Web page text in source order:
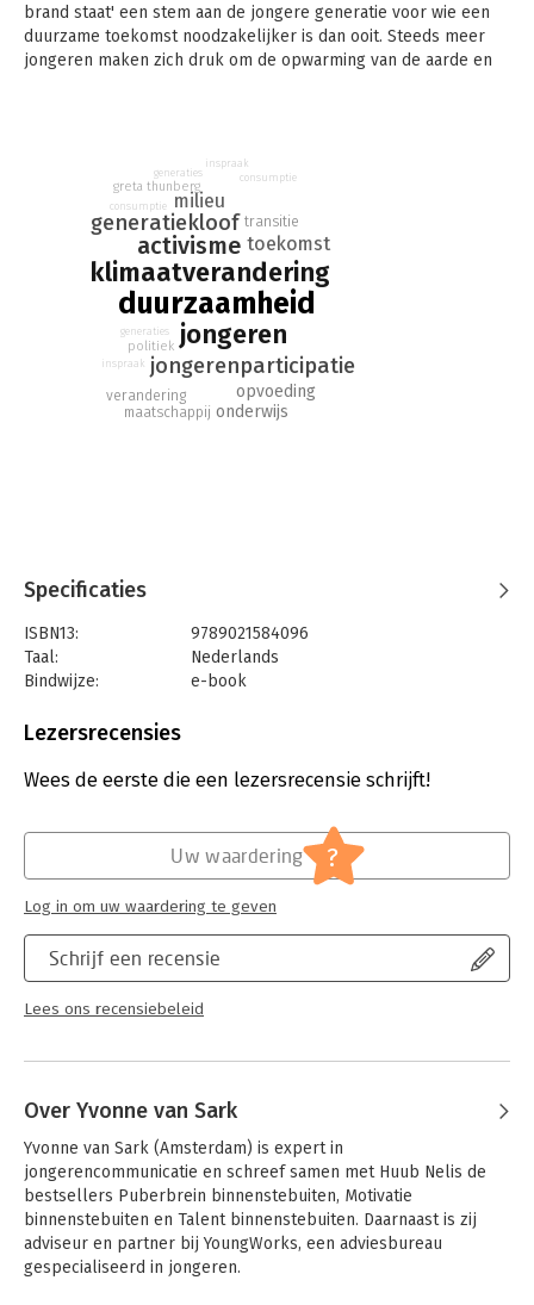
brand staat' een stem aan de jongere generatie voor wie een
duurzame toekomst noodzakelijker is dan ooit. Steeds meer
jongeren maken zich druk om de opwarming van de aarde en
willen voor duurzaamheid? In dit boek staan inzichten,
voorbeelden en handvatten voor ouders, docenten en
professionals over hoe met jongeren het gesprek aan te gaan,
hoe van en mét ze te leren. Met portretten van jonge
voorlopers op het gebied van duurzaamheid.
duurzaamheid
klimaatverandering
jongeren
activisme
jongerenparticipatie
generatiekloof
milieu
toekomst
opvoeding
onderwijs
maatschappij
transitie
verandering
politiek
greta thunberg
generaties
inspraak
consumptie
generaties
inspraak
consumptie
Specificaties
ISBN13:
9789021584096
Taal:
Nederlands
Bindwijze:
e-book
Bestandsformaat:
Uitgever:
Kosmos Uitgevers
Gezondheid
Lezersrecensies
Wees de eerste die een lezersrecensie schrijft!
Schrijf een recensie
Lees ons recensiebeleid
Uw waardering ?
Log in om uw waardering te geven
Over Yvonne van Sark
Yvonne van Sark (Amsterdam) is expert in
jongerencommunicatie en schreef samen met Huub Nelis de
bestsellers Puberbrein binnenstebuiten, Motivatie
binnenstebuiten en Talent binnenstebuiten. Daarnaast is zij
adviseur en partner bij YoungWorks, een adviesbureau
gespecialiseerd in jongeren.